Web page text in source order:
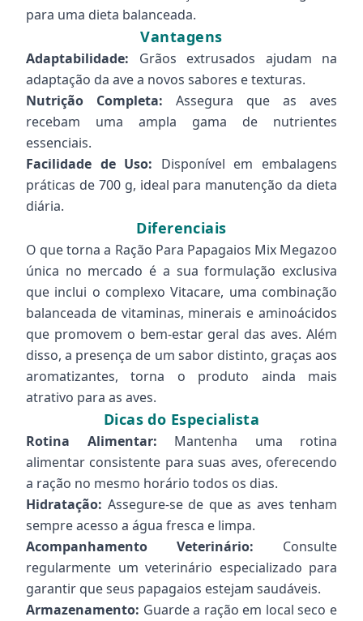
para uma dieta balanceada.
Vantagens
Adaptabilidade: Grãos extrusados ajudam na
adaptação da ave a novos sabores e texturas.
Nutrição Completa: Assegura que as aves
recebam uma ampla gama de nutrientes
essenciais.
Facilidade de Uso: Disponível em embalagens
práticas de 700 g, ideal para manutenção da dieta
diária.
Diferenciais
O que torna a Ração Para Papagaios Mix Megazoo
única no mercado é a sua formulação exclusiva
que inclui o complexo Vitacare, uma combinação
balanceada de vitaminas, minerais e aminoácidos
que promovem o bem-estar geral das aves. Além
disso, a presença de um sabor distinto, graças aos
aromatizantes, torna o produto ainda mais
atrativo para as aves.
Dicas do Especialista
Rotina Alimentar: Mantenha uma rotina
alimentar consistente para suas aves, oferecendo
a ração no mesmo horário todos os dias.
Hidratação: Assegure-se de que as aves tenham
sempre acesso a água fresca e limpa.
Acompanhamento Veterinário: Consulte
regularmente um veterinário especializado para
garantir que seus papagaios estejam saudáveis.
Armazenamento: Guarde a ração em local seco e